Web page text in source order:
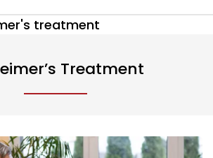
treatment
Treatment